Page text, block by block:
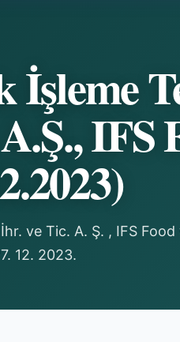
İşleme
IFS
ve Tic. A. Ş. , IFS
12. 2023.